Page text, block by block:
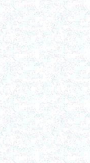
Настоящая
или
чувством к
Что дает
принятию
196)
Сердечная
в сердце
дает